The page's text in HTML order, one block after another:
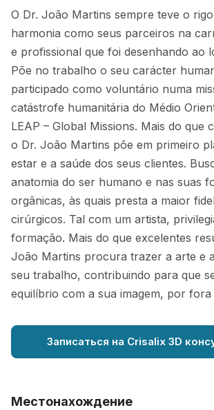
O Dr. João Martins sempre teve o
harmonia como seus parceiros na
e profissional que foi desenhando ao
Põe no trabalho o seu carácter
participado como voluntário numa
catástrofe humanitária do Médio
LEAP – Global Missions. Mais do que
o Dr. João Martins põe em primeiro
estar e a saúde dos seus clientes.
anatomia do ser humano e nas suas
orgânicas, às quais presta a maior
cirúrgicos. Tal com um artista,
formação. Mais do que excelentes
João Martins procura trazer a arte e
seu trabalho, contribuindo para que
equilíbrio com a sua imagem, por
Записаться на Crisalix 3D
Местонахождение